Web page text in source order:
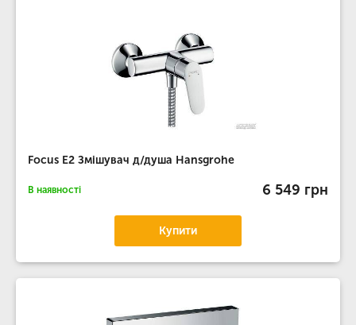
Focus E2 Змішувач д/душа Hansgrohe
В наявності 6 549 грн
Купити